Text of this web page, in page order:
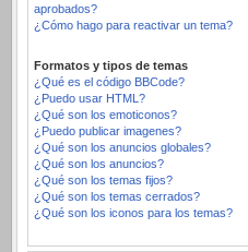
aprobados?
¿Cómo hago para reactivar un tema?
Formatos y tipos de temas
¿Qué es el código BBCode?
¿Puedo usar HTML?
¿Qué son los emoticonos?
¿Puedo publicar imagenes?
¿Qué son los anuncios globales?
¿Qué son los anuncios?
¿Qué son los temas fijos?
¿Qué son los temas cerrados?
¿Qué son los iconos para los temas?